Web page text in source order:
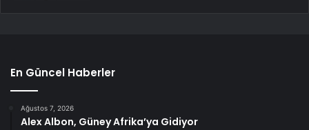
En Güncel Haberler
Ağustos 7, 2026
Alex Albon, Güney Afrika’ya Gidiyor